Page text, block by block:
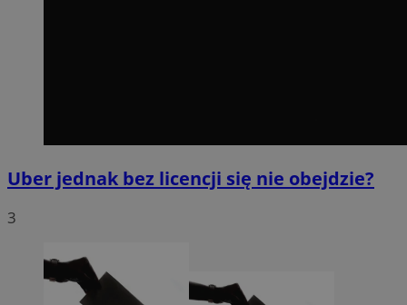
Uber jednak bez licencji się nie obejdzie?
3